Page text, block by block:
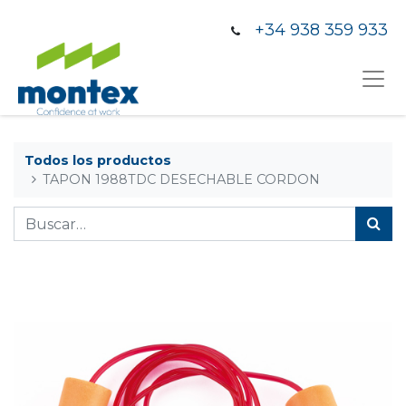
+34 938 359 933
Todos los productos
TAPON 1988TDC DESECHABLE CORDON